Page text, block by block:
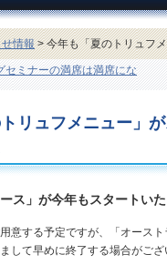
情報> 今年も「夏のトリュフ
セミナーの満席は満席にな
リュフメニュー」が
ス」が今年もスタートいた
意する予定ですが、「オースト
して早めに終了する場合がござ